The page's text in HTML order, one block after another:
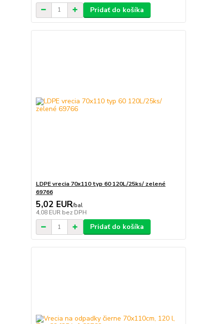
Pridať do košíka
LDPE vrecia 70x110 typ 60 120L/25ks/ zelené
69766
5,02 EUR/bal
4,08 EUR bez DPH
Pridať do košíka